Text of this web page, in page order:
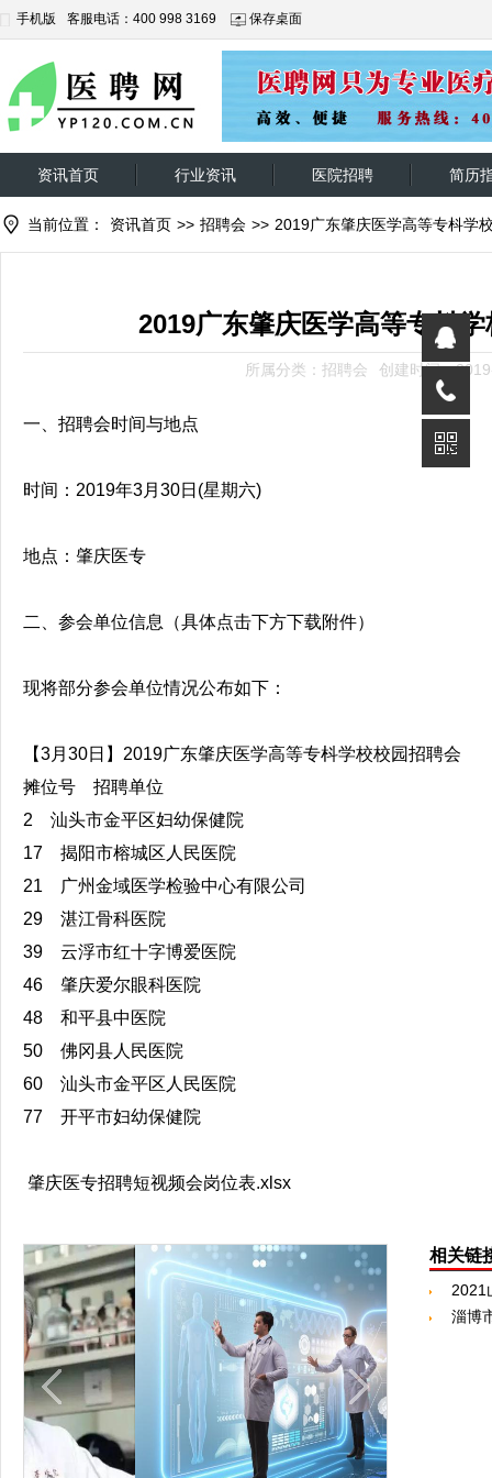
手机版 客服电话：400 998 3169 保存桌面
资讯首页 行业资讯 医院招聘 简历
当前位置： 资讯首页 >> 招聘会 >> 2019广东肇庆医学高等专枓学
2019广东肇庆医学高等专枓
所属分类：招聘会 创建时间：
一、招聘会时间与地点
时间：2019年3月30日(星期六)
地点：肇庆医专
二、参会单位信息（具体点击下方下载附件）
现将部分参会单位情况公布如下：
【3月30日】2019广东肇庆医学高等专枓学校校园招聘会
摊位号 招聘单位
2 汕头市金平区妇幼保健院
17 揭阳市榕城区人民医院
21 广州金域医学检验中心有限公司
29 湛江骨科医院
39 云浮市红十字博爱医院
46 肇庆爱尔眼科医院
48 和平县中医院
50 佛冈县人民医院
60 汕头市金平区人民医院
77 开平市妇幼保健院
肇庆医专招聘短视频会岗位表.xlsx
相关链
淄博